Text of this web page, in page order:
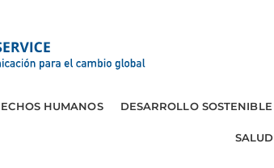
HUMANOS DESARROLLO SOSTENIBLE
SALUD